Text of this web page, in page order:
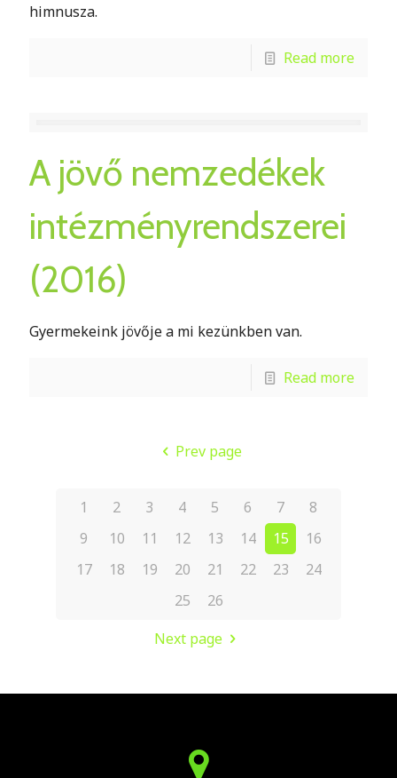
himnusza.
Read more
A jövő nemzedékek
intézményrendszerei
(2016)
Gyermekeink jövője a mi kezünkben van.
Read more
Prev page
1 2 3 4 5 6 7
8
9
10 11 12 13 14 15
16
17
18 19 20 21 22 23
24
25
26
Next page